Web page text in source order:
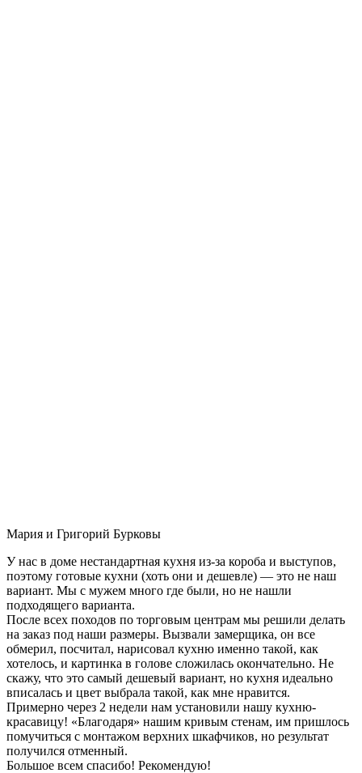
Мария и Григорий Бурковы
У нас в доме нестандартная кухня из-за короба и выступов,
поэтому готовые кухни (хоть они и дешевле) — это не наш
вариант. Мы с мужем много где были, но не нашли
подходящего варианта.
После всех походов по торговым центрам мы решили делать
на заказ под наши размеры. Вызвали замерщика, он все
обмерил, посчитал, нарисовал кухню именно такой, как
хотелось, и картинка в голове сложилась окончательно. Не
скажу, что это самый дешевый вариант, но кухня идеально
вписалась и цвет выбрала такой, как мне нравится.
Примерно через 2 недели нам установили нашу кухню-
красавицу! «Благодаря» нашим кривым стенам, им пришлось
помучиться с монтажом верхних шкафчиков, но результат
получился отменный.
Большое всем спасибо! Рекомендую!